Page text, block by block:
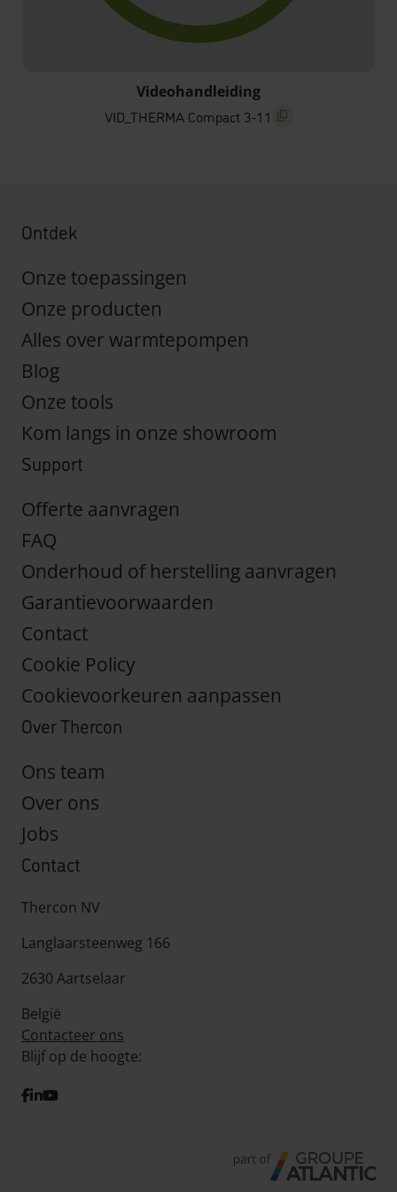
VID_THERMA Compact 3-11
VID_THERMA Compact 3-11
screenreader.copy
Videohandleiding
Ontdek
Onze toepassingen
Onze producten
Alles over warmtepompen
Blog
Onze tools
Kom langs in onze showroom
Support
Offerte aanvragen
FAQ
Onderhoud of herstelling aanvragen
Garantievoorwaarden
Contact
Cookie Policy
Cookievoorkeuren aanpassen
Over Thercon
Ons team
Over ons
Jobs
Contact
Thercon NV
Langlaarsteenweg 166
2630 Aartselaar
België
Contacteer ons
Blijf op de hoogte:
facebook
linkedIn